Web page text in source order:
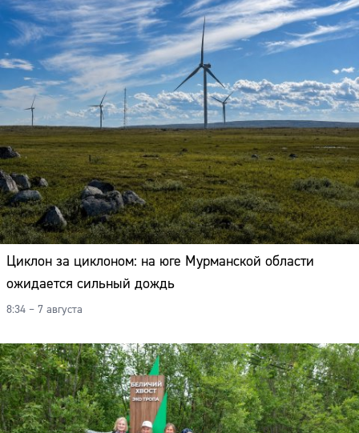
Циклон за циклоном: на юге Мурманской области
ожидается сильный дождь
8:34 – 7 августа